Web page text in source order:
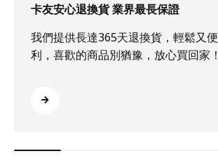
卡友安心退換貨 業界最長保證
我們提供長達365天退換貨，輕鬆又便
利，喜歡的商品別猶豫，放心買回家！